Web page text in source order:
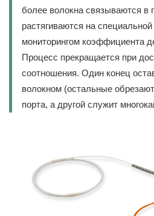
более волокна связываются в
растягиваются на
мониторингом коэффициента
Процесс прекращается при
соотношения. Один конец
волокном (остальные
порта, а другой служит